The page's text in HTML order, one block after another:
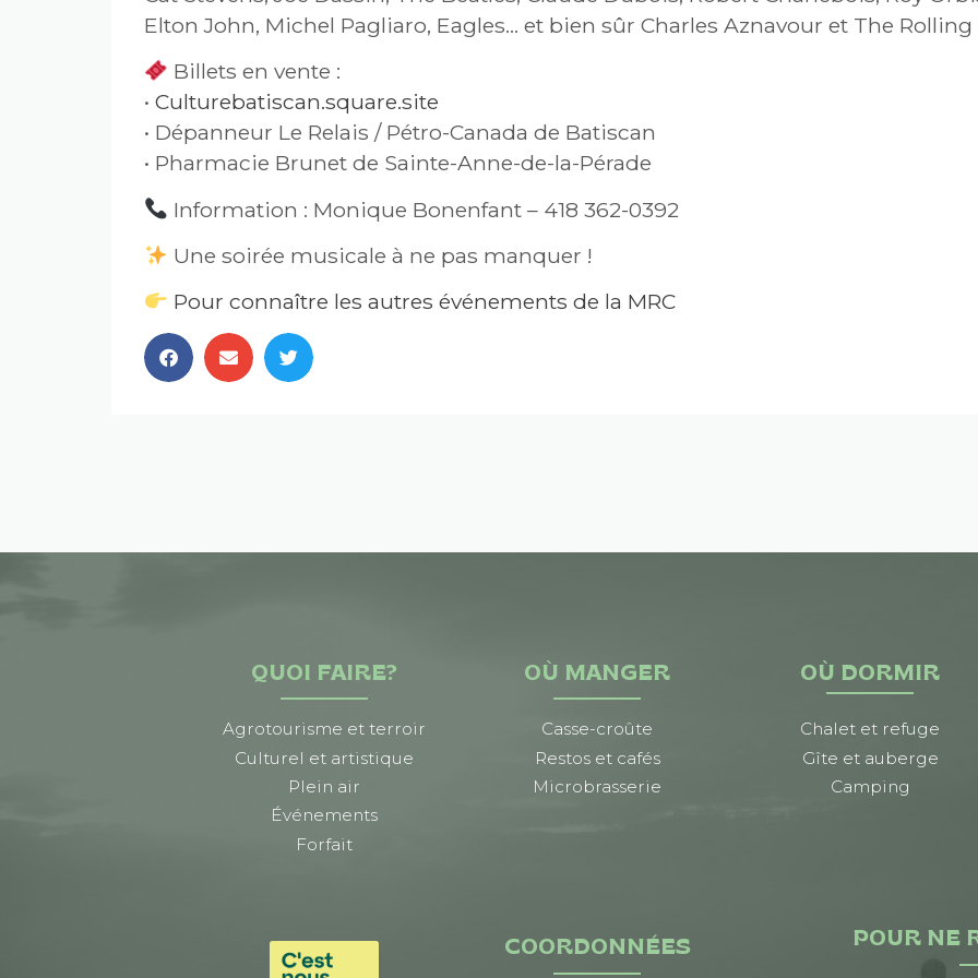
Elton John, Michel Pagliaro, Eagles… et bien sûr Charles Aznavour et The Rolling
Billets en vente :
• Culturebatiscan.square.site
• Dépanneur Le Relais / Pétro-Canada de Batiscan
• Pharmacie Brunet de Sainte-Anne-de-la-Pérade
Information : Monique Bonenfant – 418 362-0392
Une soirée musicale à ne pas manquer !
Pour connaître les autres événements de la MRC
QUOI FAIRE?
Agrotourisme et terroir
Culturel et artistique
Plein air
Événements
Forfait
OÙ MANGER
Casse-croûte
Restos et cafés
Microbrasserie
OÙ DORMIR
Chalet et refuge
Gîte et auberge
Camping
COORDONNÉES POUR NE